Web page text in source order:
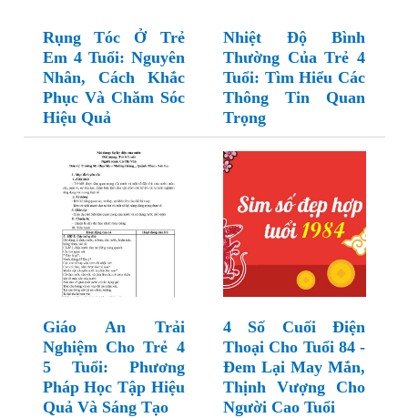
Rụng Tóc Ở Trẻ
Em 4 Tuổi: Nguyên
Nhân, Cách Khắc
Phục Và Chăm Sóc
Hiệu Quả
Nhiệt Độ Bình
Thường Của Trẻ 4
Tuổi: Tìm Hiểu Các
Thông Tin Quan
Trọng
Giáo An Trải
Nghiệm Cho Trẻ 4
5 Tuổi: Phương
Pháp Học Tập Hiệu
Quả Và Sáng Tạo
4 Số Cuối Điện
Thoại Cho Tuổi 84 -
Đem Lại May Mắn,
Thịnh Vượng Cho
Người Cao Tuổi